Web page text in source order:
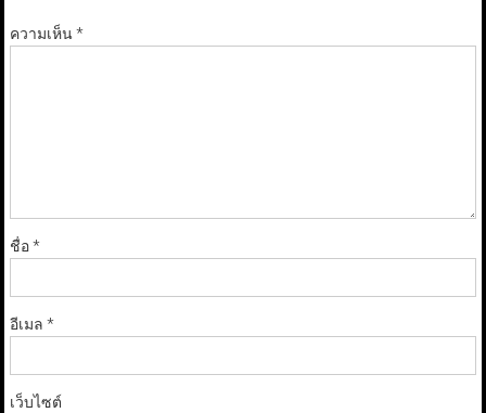
ความเห็น*
ชื่อ*
อีเมล *
เว็บไซต์